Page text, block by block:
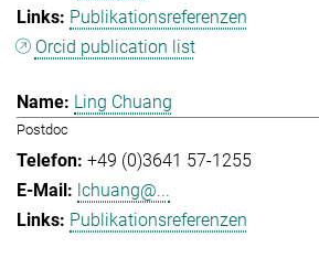
Publikationsreferenzen
Orcid publication list
Ling Chuang
Postdoc
+49 (0)3641 57-1255
lchuang@...
Publikationsreferenzen